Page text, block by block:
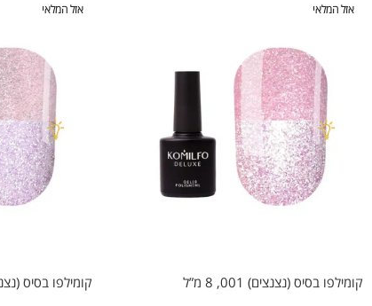
אזל המלאי
קומילפו בסיס (נצנצים) 001, 8 מ”ל
אזל המלאי
קומילפו בסיס (נצנצים)